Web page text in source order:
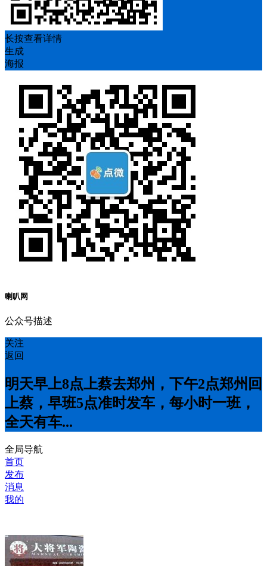
长按查看详情
生成
海报
喇叭网
公众号描述
关注
返回
明天早上8点上蔡去郑州，下午2点郑州回
上蔡，早班5点准时发车，每小时一班，
全天有车...
全局导航
首页
发布
消息
我的